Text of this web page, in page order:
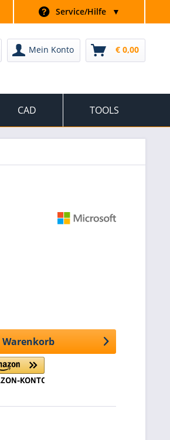
Service/Hilfe ▼
Mein Konto € 0,00
CAD TOOLS
Warenkorb